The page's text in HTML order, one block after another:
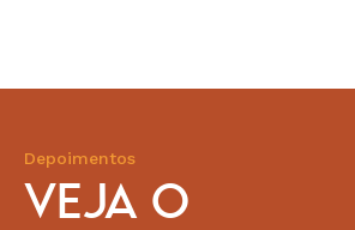
Depoimentos
VEJA O